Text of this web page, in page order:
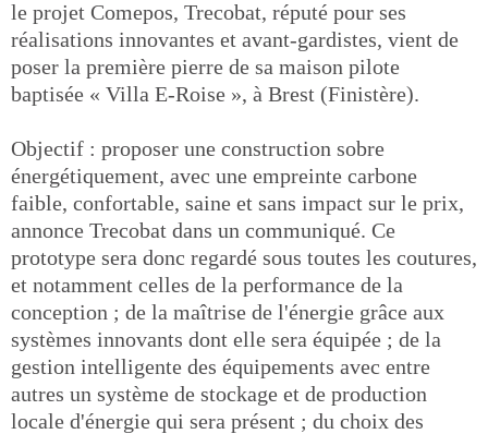
le projet Comepos, Trecobat, réputé pour ses
réalisations innovantes et avant-gardistes, vient de
poser la première pierre de sa maison pilote
baptisée « Villa E-Roise », à Brest (Finistère).
Objectif : proposer une construction sobre
énergétiquement, avec une empreinte carbone
faible, confortable, saine et sans impact sur le prix,
annonce Trecobat dans un communiqué. Ce
prototype sera donc regardé sous toutes les coutures,
et notamment celles de la performance de la
conception ; de la maîtrise de l'énergie grâce aux
systèmes innovants dont elle sera équipée ; de la
gestion intelligente des équipements avec entre
autres un système de stockage et de production
locale d'énergie qui sera présent ; du choix des